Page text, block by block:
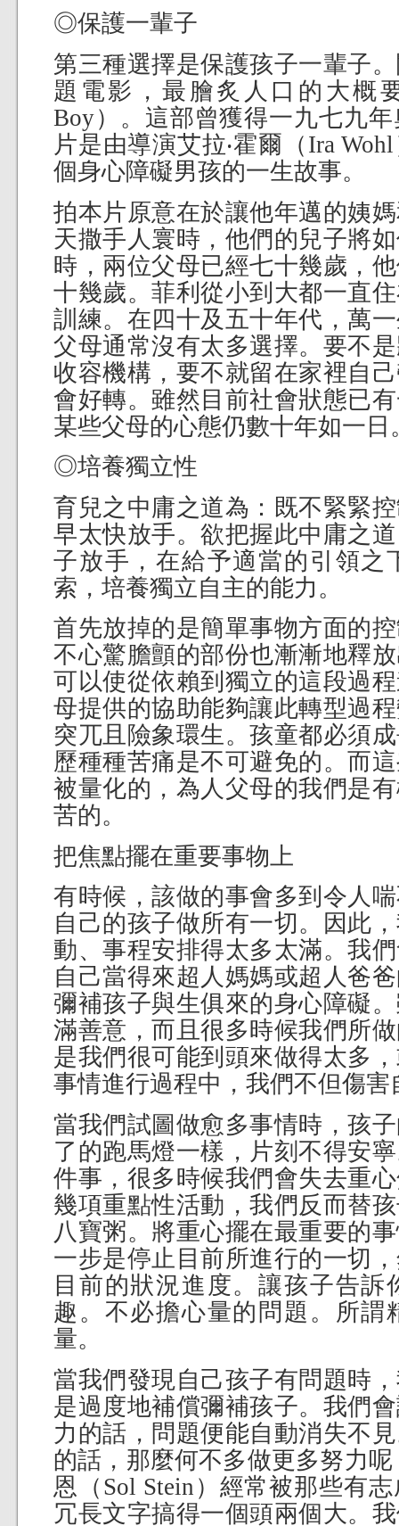
◎保護一輩子
第三種選擇是保護孩子一輩子
題電影，最膾炙人口的大概
Boy）。這部曾獲得一九七九
片是由導演艾拉‧霍爾（Ira
個身心障礙男孩的一生故事。
拍本片原意在於讓他年邁的姨
天撒手人寰時，他們的兒子將
時，兩位父母已經七十幾歲，
十幾歲。菲利從小到大都一直
訓練。在四十及五十年代，萬
父母通常沒有太多選擇。要不
收容機構，要不就留在家裡自
會好轉。雖然目前社會狀態已
某些父母的心態仍數十年如一日
◎培養獨立性
育兒之中庸之道為：既不緊緊
早太快放手。欲把握此中庸之
子放手，在給予適當的引領之
索，培養獨立自主的能力。
首先放掉的是簡單事物方面的
不心驚膽顫的部份也漸漸地釋
可以使從依賴到獨立的這段過
母提供的協助能夠讓此轉型過
突兀且險象環生。孩童都必須
歷種種苦痛是不可避免的。而
被量化的，為人父母的我們是
苦的。
把焦點擺在重要事物上
有時候，該做的事會多到令人
自己的孩子做所有一切。因此
動、事程安排得太多太滿。我
自己當得來超人媽媽或超人爸
彌補孩子與生俱來的身心障礙
滿善意，而且很多時候我們所
是我們很可能到頭來做得太多
事情進行過程中，我們不但傷
當我們試圖做愈多事情時，孩
了的跑馬燈一樣，片刻不得安
件事，很多時候我們會失去重
幾項重點性活動，我們反而替
八寶粥。將重心擺在最重要的
一步是停止目前所進行的一切
目前的狀況進度。讓孩子告訴
趣。不必擔心量的問題。所謂
量。
當我們發現自己孩子有問題時
是過度地補償彌補孩子。我們
力的話，問題便能自動消失不
的話，那麼何不多做更多努力
恩（Sol Stein）經常被那些有
冗長文字搞得一個頭兩個大。